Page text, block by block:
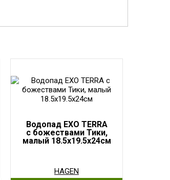
Водопад EXO TERRA
с божествами Тики,
малый 18.5x19.5x24см
HAGEN